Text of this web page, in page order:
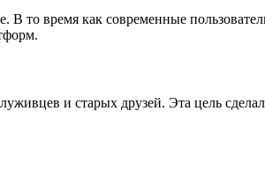
В то время как современные
и старых друзей. Эта цель